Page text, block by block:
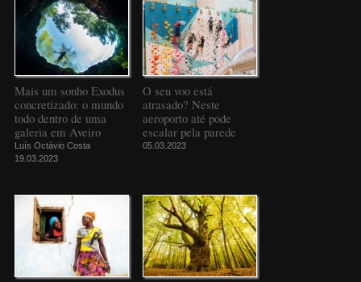
Mais um sonho Exodus
concretizado: o mundo
todo dentro de uma
galeria em Aveiro
Luís Octávio Costa
19.03.2023
O seu voo está
atrasado? Neste
aeroporto até pode
escalar pela parede
05.03.2023